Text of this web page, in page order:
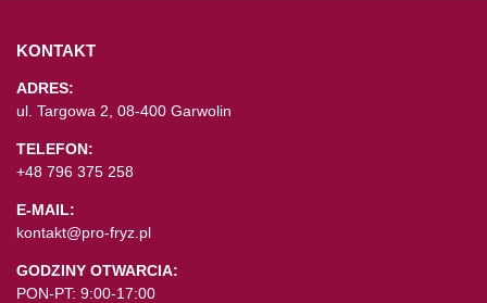
KONTAKT
ADRES:
ul. Targowa 2, 08-400 Garwolin
TELEFON:
+48 796 375 258
E-MAIL:
kontakt@pro-fryz.pl
GODZINY OTWARCIA:
PON-PT: 9:00-17:00